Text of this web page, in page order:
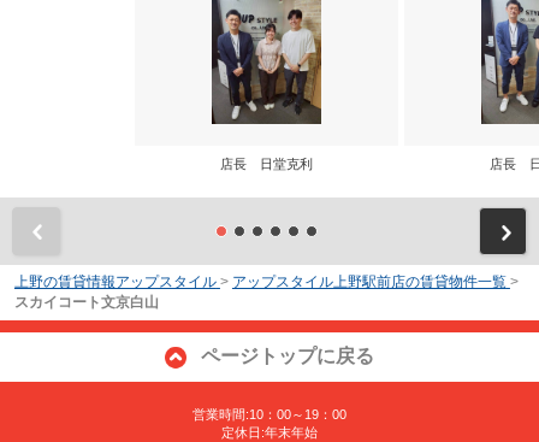
店長 日堂克利 店長
上野の賃貸情報アップスタイル > アップスタイル上野駅前店の賃貸物件一覧 >
スカイコート文京白山
ページトップに戻る
営業時間:10：00～19：00
定休日:年末年始